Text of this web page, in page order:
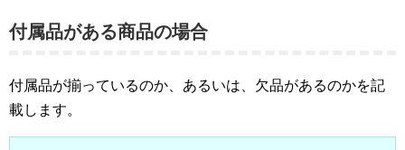
付属品がある商品の場合
付属品が揃っているのか、あるいは、欠品があるのかを記
載します。